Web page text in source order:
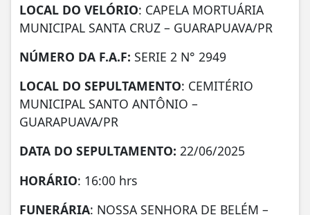
LOCAL DO VELÓRIO: CAPELA MORTUÁRIA
MUNICIPAL SANTA CRUZ – GUARAPUAVA/PR
NÚMERO DA F.A.F: SERIE 2 N° 2949
LOCAL DO SEPULTAMENTO: CEMITÉRIO
MUNICIPAL SANTO ANTÔNIO –
GUARAPUAVA/PR
DATA DO SEPULTAMENTO: 22/06/2025
HORÁRIO: 16:00 hrs
FUNERÁRIA: NOSSA SENHORA DE BELÉM –